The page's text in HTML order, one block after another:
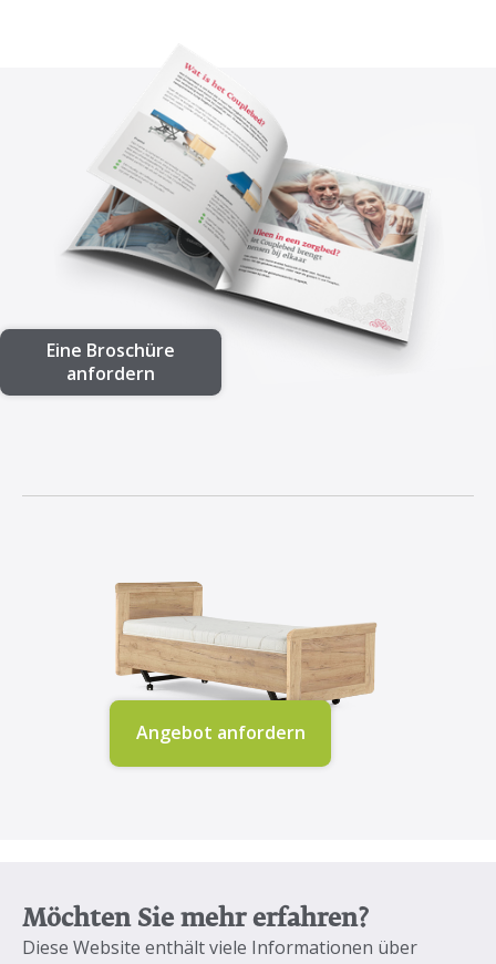
Eine Broschüre
anfordern
Angebot anfordern
Möchten Sie mehr erfahren?
Diese Website enthält viele Informationen über